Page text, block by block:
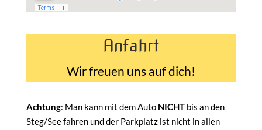
Anfahrt
Wir freuen uns auf dich!
Achtung: Man kann mit dem Auto NICHT bis an den
Steg/See fahren und der Parkplatz ist nicht in allen